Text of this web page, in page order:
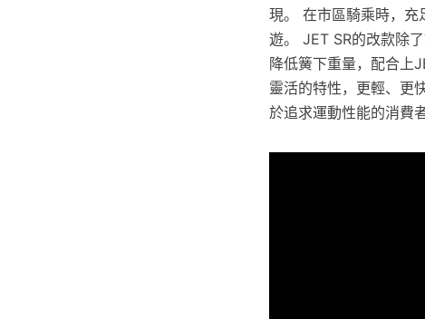
現。 在市區騎乘時，充
遊。 JET SR的改款除
降低簧下重量，配合上
靈活的特性，更輕、更
於追求運動性能的消費